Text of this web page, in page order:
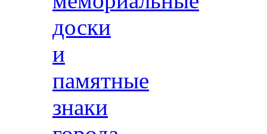
доски
и
памятные
знаки